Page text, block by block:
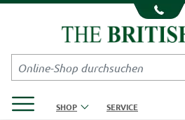
Kompletten Head der Seite überspringen
SHOP SERVICE